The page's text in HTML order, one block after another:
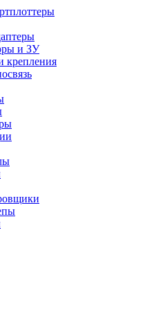
и ЗУ
крепления